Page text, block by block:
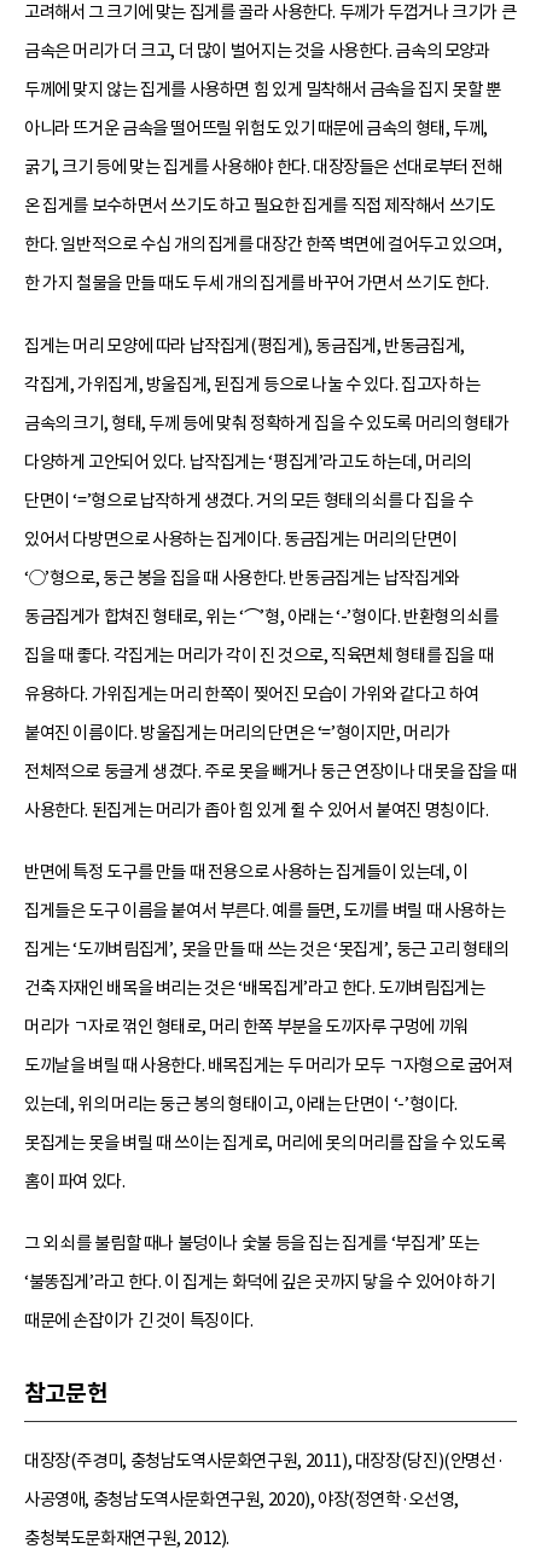
고려해서 그 크기에 맞는 집게를 골라 사용한다. 두께가 두껍거나 크기가 큰
금속은 머리가 더 크고, 더 많이 벌어지는 것을 사용한다. 금속의 모양과
두께에 맞지 않는 집게를 사용하면 힘 있게 밀착해서 금속을 집지 못할 뿐
아니라 뜨거운 금속을 떨어뜨릴 위험도 있기 때문에 금속의 형태, 두께,
굵기, 크기 등에 맞는 집게를 사용해야 한다. 대장장들은 선대로부터 전해
온 집게를 보수하면서 쓰기도 하고 필요한 집게를 직접 제작해서 쓰기도
한다. 일반적으로 수십 개의 집게를 대장간 한쪽 벽면에 걸어두고 있으며,
한 가지 철물을 만들 때도 두세 개의 집게를 바꾸어 가면서 쓰기도 한다.
집게는 머리 모양에 따라 납작집게(평집게), 동금집게, 반동금집게,
각집게, 가위집게, 방울집게, 된집게 등으로 나눌 수 있다. 집고자 하는
금속의 크기, 형태, 두께 등에 맞춰 정확하게 집을 수 있도록 머리의 형태가
다양하게 고안되어 있다. 납작집게는 ‘평집게’라고도 하는데, 머리의
단면이 ‘=’형으로 납작하게 생겼다. 거의 모든 형태의 쇠를 다 집을 수
있어서 다방면으로 사용하는 집게이다. 동금집게는 머리의 단면이
‘○’형으로, 둥근 봉을 집을 때 사용한다. 반동금집게는 납작집게와
동금집게가 합쳐진 형태로, 위는 ‘⌒’형, 아래는 ‘-’형이다. 반환형의 쇠를
집을 때 좋다. 각집게는 머리가 각이 진 것으로, 직육면체 형태를 집을 때
유용하다. 가위집게는 머리 한쪽이 찢어진 모습이 가위와 같다고 하여
붙여진 이름이다. 방울집게는 머리의 단면은 ‘=’형이지만, 머리가
전체적으로 둥글게 생겼다. 주로 못을 빼거나 둥근 연장이나 대못을 잡을 때
사용한다. 된집게는 머리가 좁아 힘 있게 쥘 수 있어서 붙여진 명칭이다.
반면에 특정 도구를 만들 때 전용으로 사용하는 집게들이 있는데, 이
집게들은 도구 이름을 붙여서 부른다. 예를 들면, 도끼를 벼릴 때 사용하는
집게는 ‘도끼벼림집게’, 못을 만들 때 쓰는 것은 ‘못집게’, 둥근 고리 형태의
건축 자재인 배목을 벼리는 것은 ‘배목집게’라고 한다. 도끼벼림집게는
머리가 ㄱ자로 꺾인 형태로, 머리 한쪽 부분을 도끼자루 구멍에 끼워
도끼날을 벼릴 때 사용한다. 배목집게는 두 머리가 모두 ㄱ자형으로 굽어져
있는데, 위의 머리는 둥근 봉의 형태이고, 아래는 단면이 ‘-’형이다.
못집게는 못을 벼릴 때 쓰이는 집게로, 머리에 못의 머리를 잡을 수 있도록
홈이 파여 있다.
그 외 쇠를 불림할 때나 불덩이나 숯불 등을 집는 집게를 ‘부집게’ 또는
‘불똥집게’라고 한다. 이 집게는 화덕에 깊은 곳까지 닿을 수 있어야 하기
때문에 손잡이가 긴 것이 특징이다.
참고문헌
대장장(주경미, 충청남도역사문화연구원, 2011), 대장장(당진)(안명선·
사공영애, 충청남도역사문화연구원, 2020), 야장(정연학·오선영,
충청북도문화재연구원, 2012).